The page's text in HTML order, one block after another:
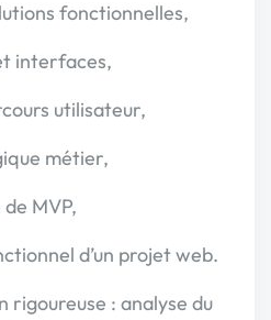
fonctionnelles,
interfaces,
utilisateur,
métier,
MVP,
d’un projet web.
rigoureuse : analyse du